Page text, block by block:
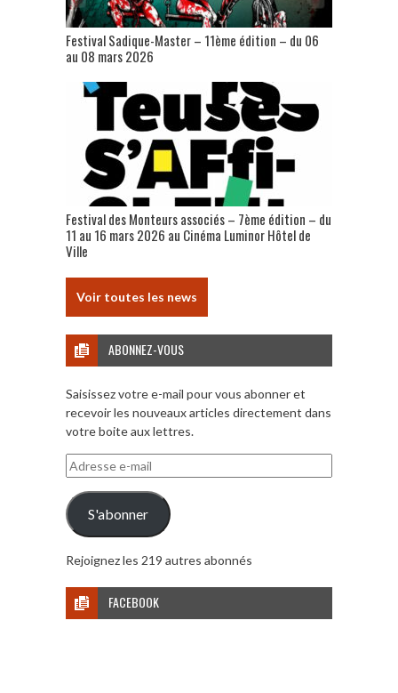
Festival Sadique-Master – 11ème édition – du 06
au 08 mars 2026
Festival des Monteurs associés – 7ème édition – du
11 au 16 mars 2026 au Cinéma Luminor Hôtel de
Ville
Voir toutes les news
ABONNEZ-VOUS
Saisissez votre e-mail pour vous abonner et
recevoir les nouveaux articles directement dans
votre boite aux lettres.
Adresse
e-
mail
S'abonner
Rejoignez les 219 autres abonnés
FACEBOOK